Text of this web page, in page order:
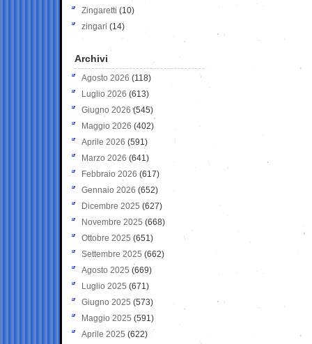
Zingaretti (10)
zingari (14)
Archivi
Agosto 2026 (118)
Luglio 2026 (613)
Giugno 2026 (545)
Maggio 2026 (402)
Aprile 2026 (591)
Marzo 2026 (641)
Febbraio 2026 (617)
Gennaio 2026 (652)
Dicembre 2025 (627)
Novembre 2025 (668)
Ottobre 2025 (651)
Settembre 2025 (662)
Agosto 2025 (669)
Luglio 2025 (671)
Giugno 2025 (573)
Maggio 2025 (591)
Aprile 2025 (622)